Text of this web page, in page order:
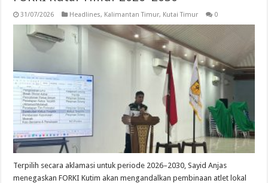
31/07/2026 Headlines, Kalimantan Timur, Kutai Timur 0
Terpilih secara aklamasi untuk periode 2026–2030, Sayid Anjas
menegaskan FORKI Kutim akan mengandalkan pembinaan atlet lokal